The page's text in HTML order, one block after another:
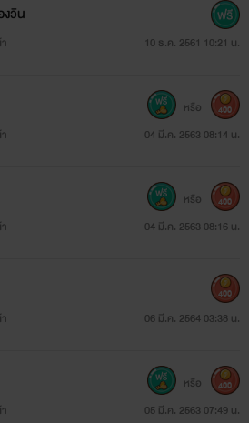
งวิน
10 ธ.ค. 2561 10:21 น.
04 มี.ค. 2563 08:14 น.
หรือ 400
04 มี.ค. 2563 08:16 น.
หรือ 400
06 มี.ค. 2564 03:38 น.
400
05 มี.ค. 2563 07:49 น.
หรือ 400